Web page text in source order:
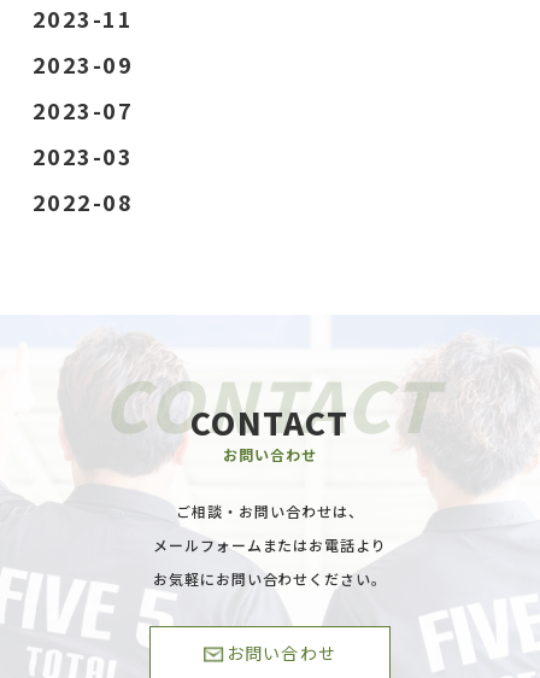
2023-11
2023-09
2023-07
2023-03
2022-08
CONTACT
お問い合わせ
ご相談・お問い合わせは、
メールフォームまたはお電話より
お気軽にお問い合わせください。
お問い合わせ